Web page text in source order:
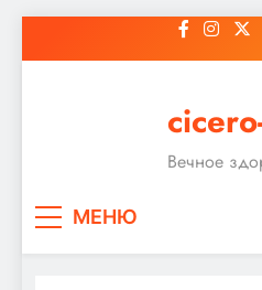
к
Вечное
МЕНЮ